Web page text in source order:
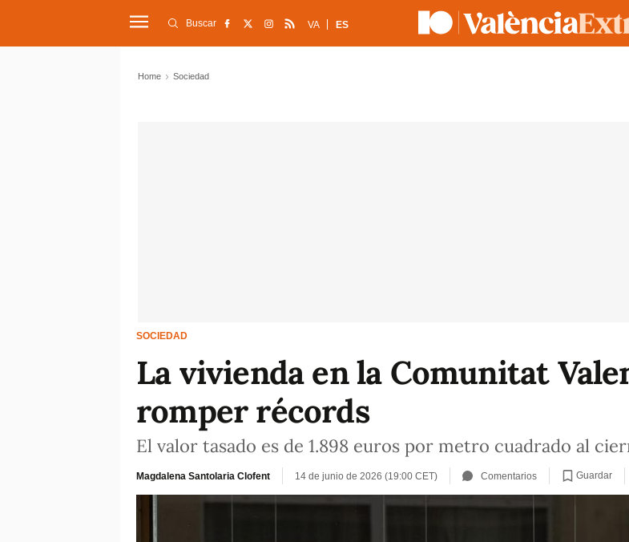
Buscar VA ES
Home Sociedad
SOCIEDAD
La vivienda en la Comunitat
romper récords
El valor tasado es de 1.898 euros por metro cuadrado al
Magdalena Santolaria Clofent 14 de junio de 2026 (19:00 CET) Comentarios Guardar